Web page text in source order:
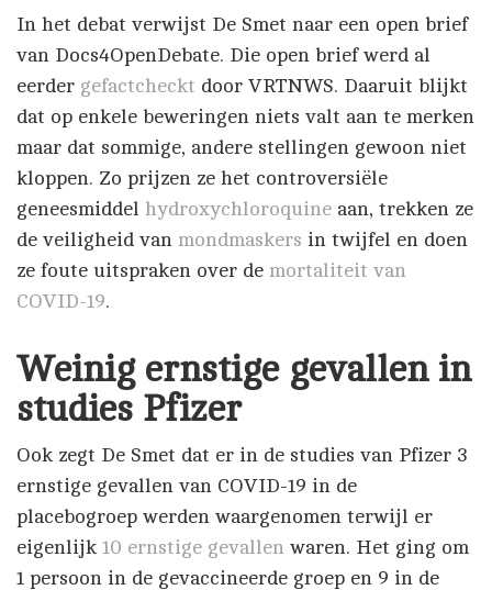
In het debat verwijst De Smet naar een open brief
van Docs4OpenDebate. Die open brief werd al
eerder gefactcheckt door VRTNWS. Daaruit blijkt
dat op enkele beweringen niets valt aan te merken
maar dat sommige, andere stellingen gewoon niet
kloppen. Zo prijzen ze het controversiële
geneesmiddel hydroxychloroquine aan, trekken ze
de veiligheid van mondmaskers in twijfel en doen
ze foute uitspraken over de mortaliteit van
COVID-19.
Weinig ernstige gevallen in
studies Pfizer
Ook zegt De Smet dat er in de studies van Pfizer 3
ernstige gevallen van COVID-19 in de
placebogroep werden waargenomen terwijl er
eigenlijk 10 ernstige gevallen waren. Het ging om
1 persoon in de gevaccineerde groep en 9 in de